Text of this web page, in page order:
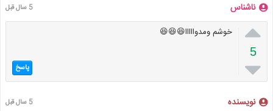
ناشناس 5 سال قبل

5

خوشم ومدوااااا😆😆😆
پاسخ
نویسنده 5 سال قبل